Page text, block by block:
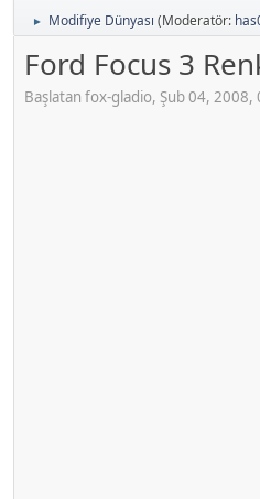
► Modifiye Dünyası (Moderatör:
Ford Focus 3
Başlatan fox-gladio, Şub 04, 2008,